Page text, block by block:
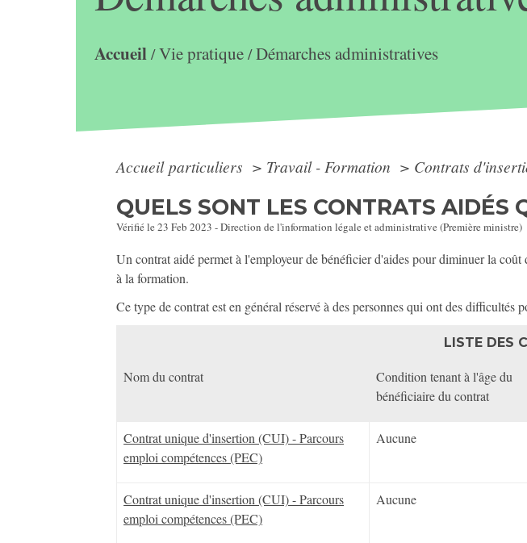
Accueil/Vie pratique/Démarches administratives
Accueil particuliers > Travail - Formation > Contrats
QUELS SONT LES CONTRATS AIDÉS
Vérifié le 23 Feb 2023 - Direction de l'information légale et administrative (Première ministre)
Un contrat aidé permet à l'employeur de bénéficier d'aides pour diminuer la
à la formation.
Ce type de contrat est en général réservé à des personnes qui ont des difficultés
LISTE DES
Nom du contrat
Condition tenant à l'âge du
bénéficiaire du contrat
Contrat unique d'insertion (CUI) - Parcours
emploi compétences (PEC)
Aucune
Contrat unique d'insertion (CUI) - Parcours
emploi compétences (PEC)
Aucune